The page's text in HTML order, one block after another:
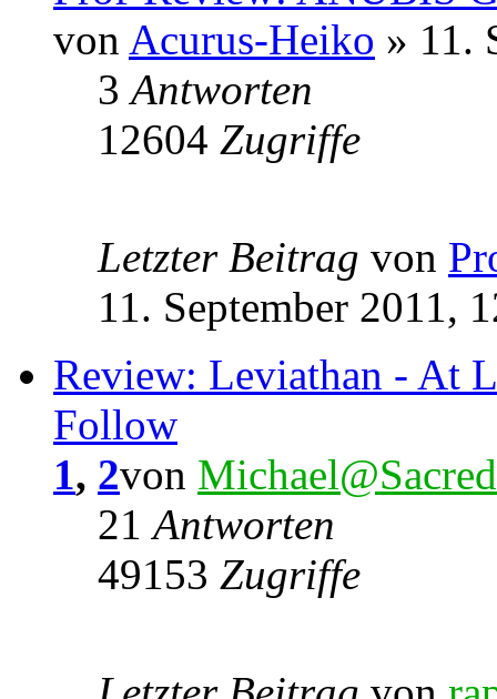
von Acurus-Heiko » 11.
3Antworten
12604 Zugriffe
Letzter Beitrag von
11. September 2011,
Review: Leviathan - At
Follow
1, 2von
21Antworten
49153 Zugriffe